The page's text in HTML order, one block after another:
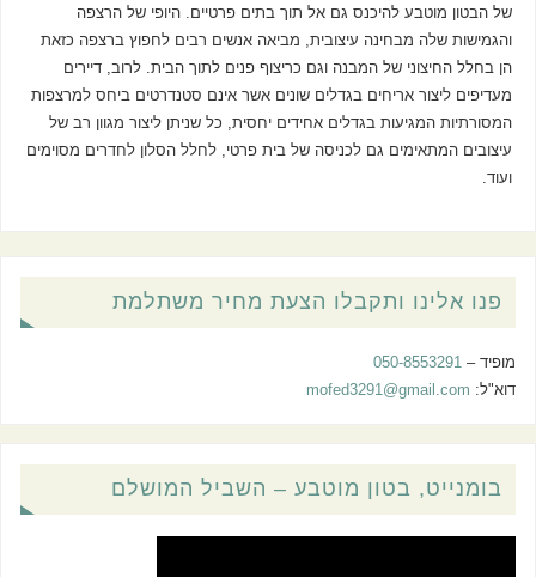
של הבטון מוטבע להיכנס גם אל תוך בתים פרטיים. היופי של הרצפה
והגמישות שלה מבחינה עיצובית, מביאה אנשים רבים לחפוץ ברצפה כזאת
הן בחלל החיצוני של המבנה וגם כריצוף פנים לתוך הבית. לרוב, דיירים
מעדיפים ליצור אריחים בגדלים שונים אשר אינם סטנדרטים ביחס למרצפות
המסורתיות המגיעות בגדלים אחידים יחסית, כל שניתן ליצור מגוון רב של
עיצובים המתאימים גם לכניסה של בית פרטי, לחלל הסלון לחדרים מסוימים
ועוד.
פנו אלינו ותקבלו הצעת מחיר משתלמת
מופיד – 050-8553291
דוא"ל: mofed3291@gmail.com
בומנייט, בטון מוטבע – השביל המושלם